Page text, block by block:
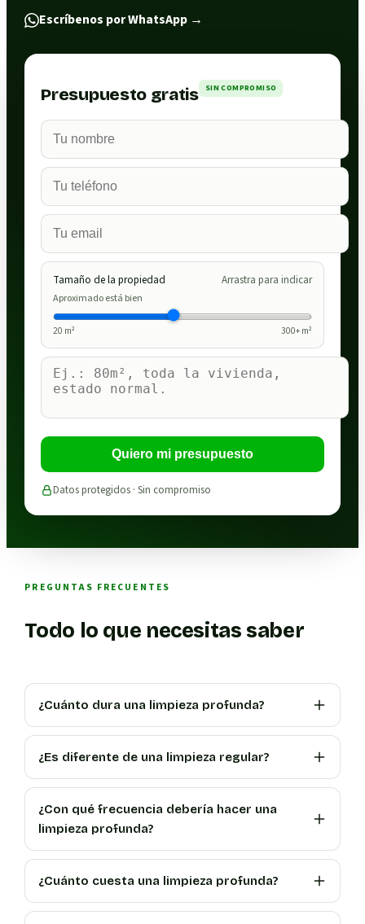
Escríbenos por WhatsApp →
Presupuesto gratis SIN COMPROMISO
Tamaño de la propiedad Arrastra para indicar
Aproximado está bien
20 m² 300+ m²
Quiero mi presupuesto
Datos protegidos · Sin compromiso
PREGUNTAS FRECUENTES
Todo lo que necesitas saber
¿Cuánto dura una limpieza profunda?
¿Es diferente de una limpieza regular?
¿Con qué frecuencia debería hacer una
limpieza profunda?
¿Cuánto cuesta una limpieza profunda?